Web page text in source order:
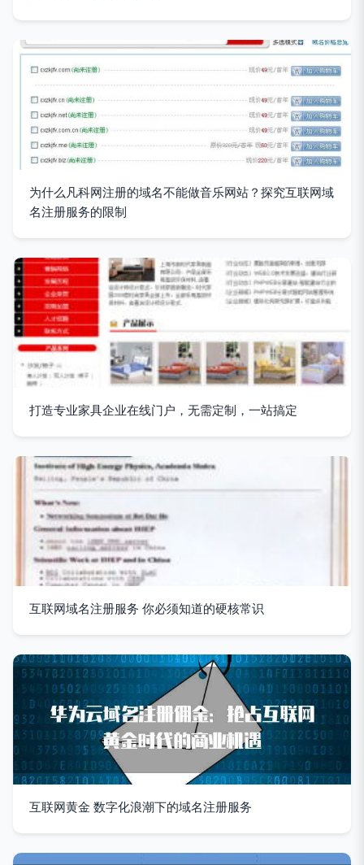
为什么凡科网注册的域名不能做音乐网站？探究互联网域
名注册服务的限制
打造专业家具企业在线门户，无需定制，一站搞定
互联网域名注册服务 你必须知道的硬核常识
互联网黄金 数字化浪潮下的域名注册服务